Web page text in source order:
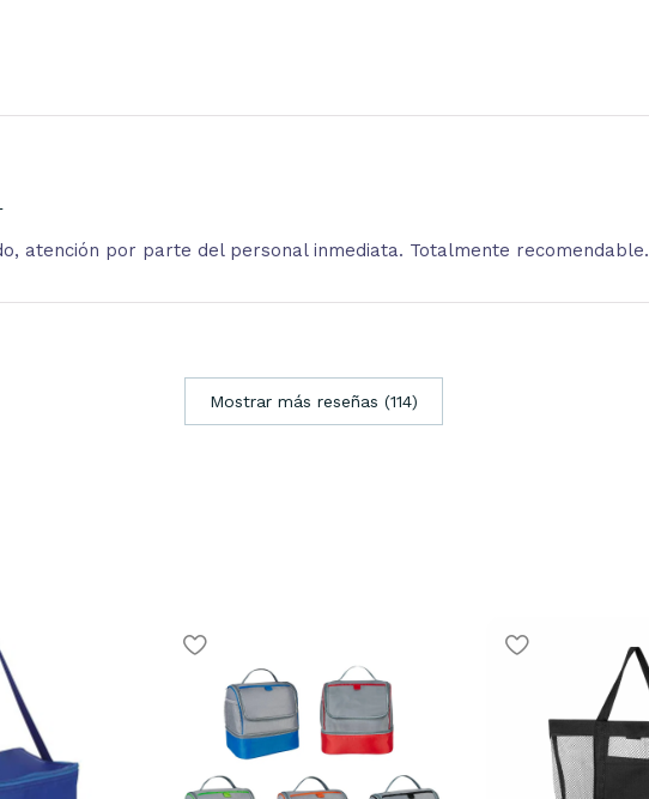
atención por parte del personal inmediata. Totalmente recomendable.
Mostrar más reseñas (114)